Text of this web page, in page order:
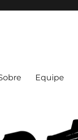
Equipe